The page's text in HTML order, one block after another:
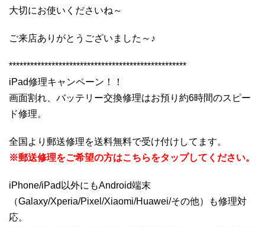
大切にお使いくださいね～
ご来店ありがとうございました～♪
**************************************************
iPad修理キャンペーン！！
画面割れ、バッテリー交換修理はお預り約6時間のスピー
ド修理。
全国より郵送修理を送料無料で受け付けしてます。
※郵送修理をご希望の方はこちらをタップしてください。
iPhone/iPad以外にもAndroid端末
（Galaxy/Xperia/Pixel/Xiaomi/Huawei/その他）も修理対
応。